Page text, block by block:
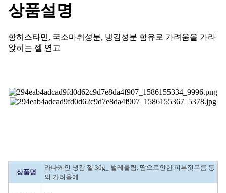
상품설명
항히스타민, 국소마취성분, 냉감성분 함유로 가려움을 가라
앉히는 젤 연고
상품명
라나케인 냉감 젤 30g_ 벌레물림, 땀으로인한 피부짓무름 등
의 가려움에